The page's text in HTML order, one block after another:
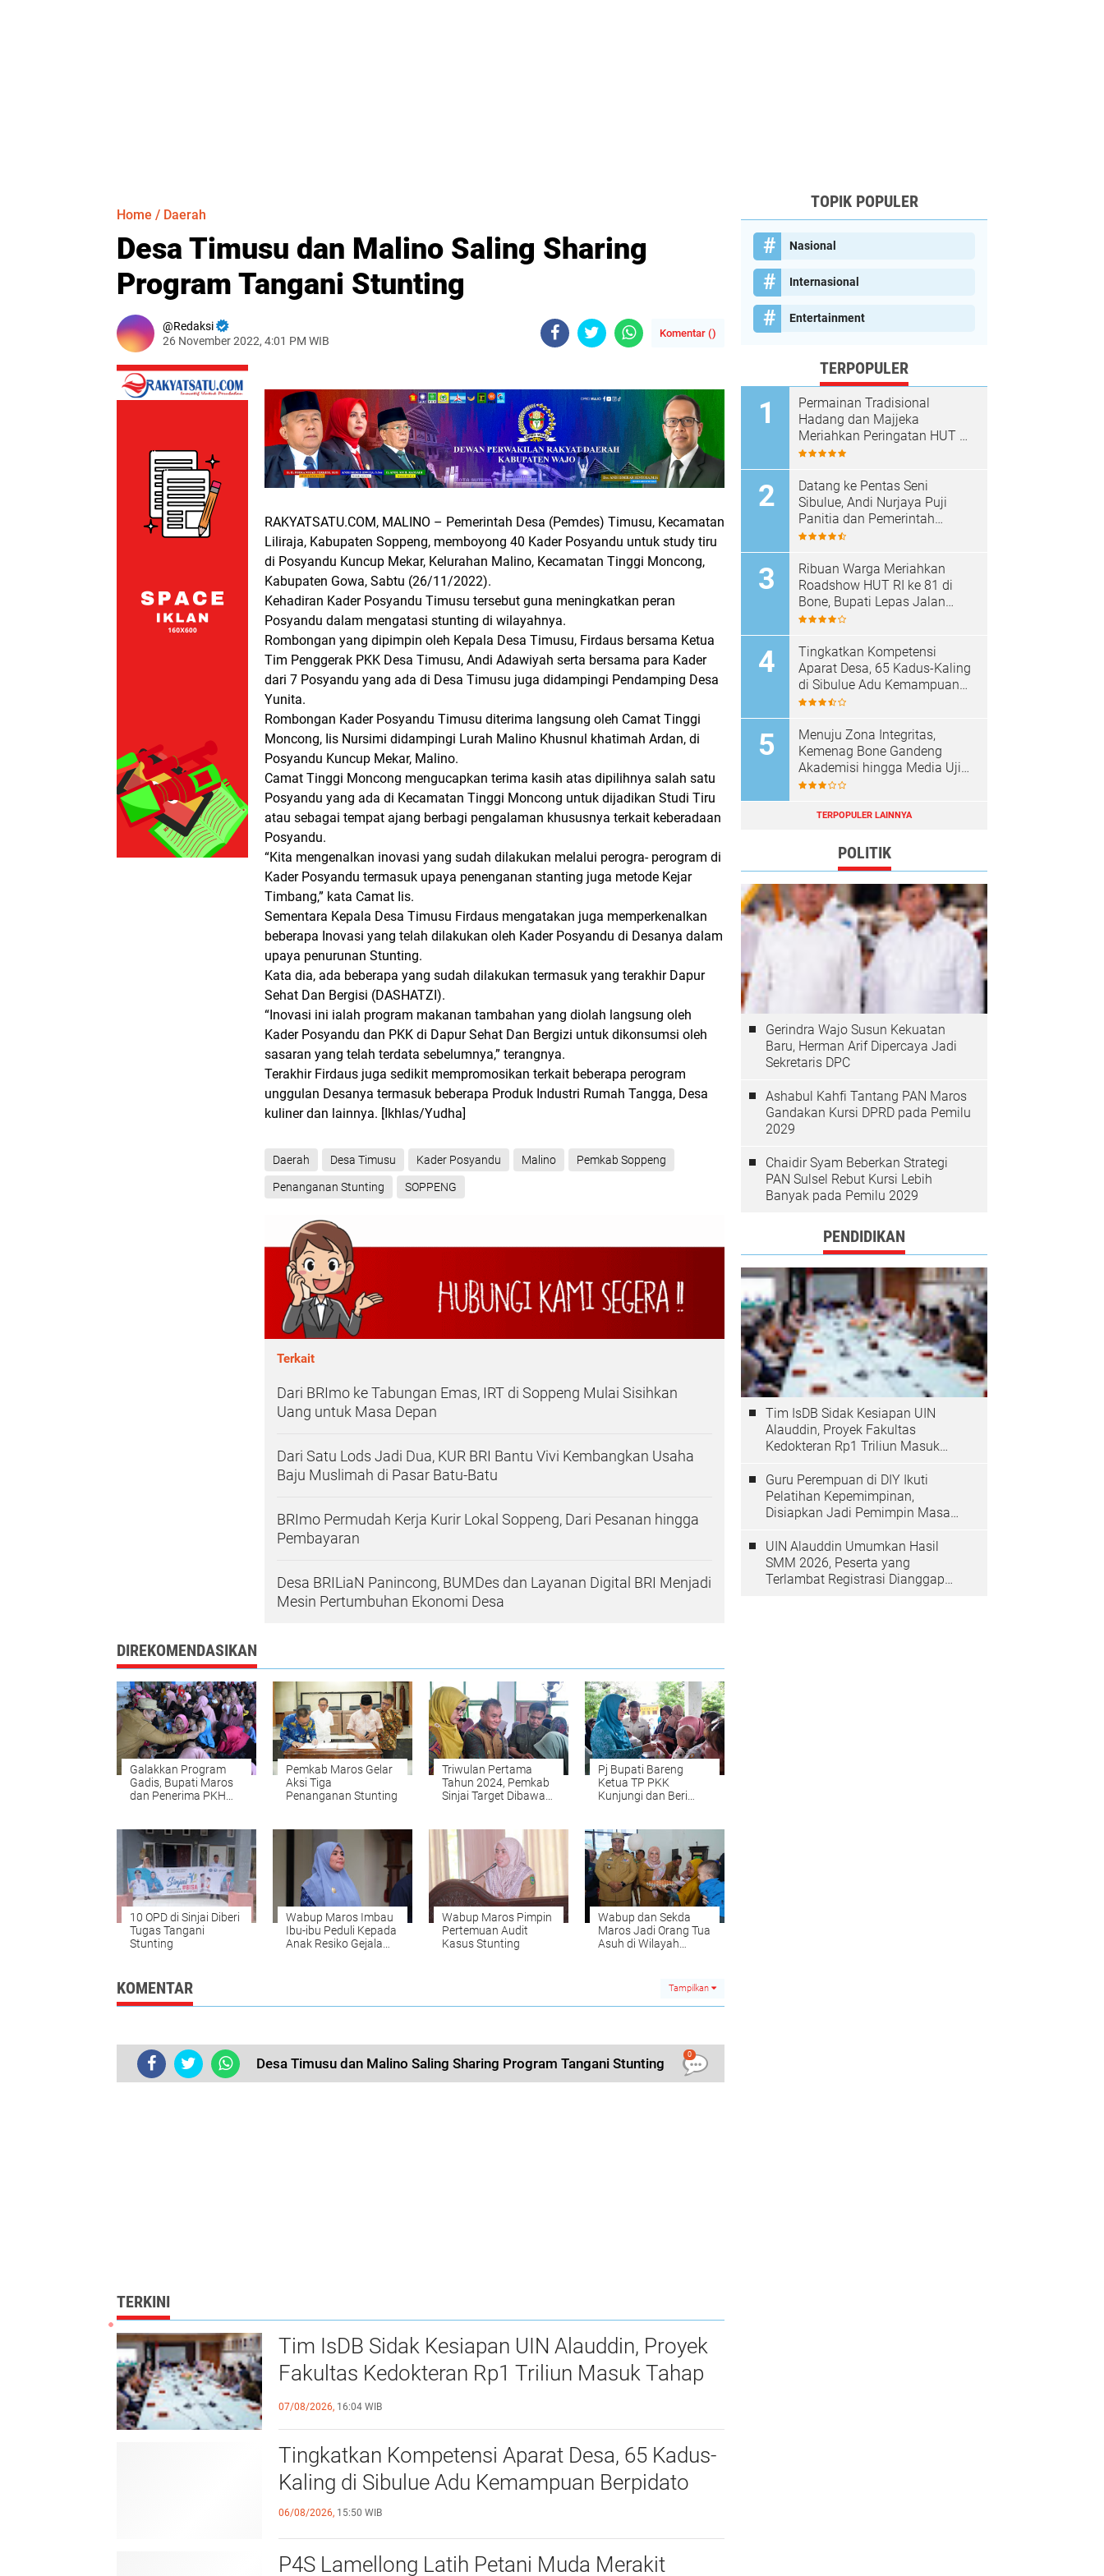
Home / Daerah
Desa Timusu dan Malino Saling Sharing
Program Tangani Stunting
Redaksi
26 November 2022, 4:01 PM WIB
Komentar ()
RAKYATSATU.COM, MALINO – Pemerintah Desa (Pemdes) Timusu, Kecamatan
Liliraja, Kabupaten Soppeng, memboyong 40 Kader Posyandu untuk study tiru
di Posyandu Kuncup Mekar, Kelurahan Malino, Kecamatan Tinggi Moncong,
Kabupaten Gowa, Sabtu (26/11/2022).
Kehadiran Kader Posyandu Timusu tersebut guna meningkatkan peran
Posyandu dalam mengatasi stunting di wilayahnya.
Rombongan yang dipimpin oleh Kepala Desa Timusu, Firdaus bersama Ketua
Tim Penggerak PKK Desa Timusu, Andi Adawiyah serta bersama para Kader
dari 7 Posyandu yang ada di Desa Timusu juga didampingi Pendamping Desa
Yunita.
Rombongan Kader Posyandu Timusu diterima langsung oleh Camat Tinggi
Moncong, Iis Nursimi didampingi Lurah Malino Khusnul khatimah Ardan, di
Posyandu Kuncup Mekar, Malino.
Camat Tinggi Moncong mengucapkan terima kasih atas dipilihnya salah satu
Posyandu yang ada di Kecamatan Tinggi Moncong untuk dijadikan Studi Tiru
atau sebagai tempat ajang berbagi pengalaman khususnya terkait keberadaan
Posyandu.
“Kita mengenalkan inovasi yang sudah dilakukan melalui perogra- perogram di
Kader Posyandu termasuk upaya penenganan stanting juga metode Kejar
Timbang,” kata Camat Iis.
Sementara Kepala Desa Timusu Firdaus mengatakan juga memperkenalkan
beberapa Inovasi yang telah dilakukan oleh Kader Posyandu di Desanya dalam
upaya penurunan Stunting.
Kata dia, ada beberapa yang sudah dilakukan termasuk yang terakhir Dapur
Sehat Dan Bergisi (DASHATZI).
“Inovasi ini ialah program makanan tambahan yang diolah langsung oleh
Kader Posyandu dan PKK di Dapur Sehat Dan Bergizi untuk dikonsumsi oleh
sasaran yang telah terdata sebelumnya,” terangnya.
Terakhir Firdaus juga sedikit mempromosikan terkait beberapa perogram
unggulan Desanya termasuk beberapa Produk Industri Rumah Tangga, Desa
kuliner dan lainnya. [Ikhlas/Yudha]
Daerah Desa Timusu Kader Posyandu Malino Pemkab Soppeng
Penanganan Stunting SOPPENG
Terkait
Dari BRImo ke Tabungan Emas, IRT di Soppeng Mulai Sisihkan
Uang untuk Masa Depan
Dari Satu Lods Jadi Dua, KUR BRI Bantu Vivi Kembangkan Usaha
Baju Muslimah di Pasar Batu-Batu
BRImo Permudah Kerja Kurir Lokal Soppeng, Dari Pesanan hingga
Pembayaran
Desa BRILiaN Panincong, BUMDes dan Layanan Digital BRI Menjadi
Mesin Pertumbuhan Ekonomi Desa
DIREKOMENDASIKAN
Galakkan Program
Gadis, Bupati Maros
dan Penerima PKH
Pemkab Maros Gelar
Aksi Tiga
Penanganan Stunting
Triwulan Pertama
Tahun 2024, Pemkab
Sinjai Target Dibawah
Pj Bupati Bareng
Ketua TP PKK
Kunjungi dan Beri
Stunting
10 OPD di Sinjai Diberi
Tugas Tangani
Stunting
Wabup Maros Imbau
Ibu-ibu Peduli Kepada
Anak Resiko Gejala
Wabup Maros Pimpin
Pertemuan Audit
Kasus Stunting
Wabup dan Sekda
Maros Jadi Orang Tua
Asuh di Wilayah
KOMENTAR Tampilkan
Desa Timusu dan Malino Saling Sharing Program Tangani Stunting
0
TERKINI
Tim IsDB Sidak Kesiapan UIN Alauddin, Proyek
Fakultas Kedokteran Rp1 Triliun Masuk Tahap
Krusial
07/08/2026, 16:04 WIB
Tingkatkan Kompetensi Aparat Desa, 65 Kadus-
Kaling di Sibulue Adu Kemampuan Berpidato
06/08/2026, 15:50 WIB
P4S Lamellong Latih Petani Muda Merakit
TOPIK POPULER
Nasional
Internasional
Entertainment
TERPOPULER
Permainan Tradisional
Hadang dan Majjeka
Meriahkan Peringatan HUT RI
di Sibulue
Datang ke Pentas Seni
Sibulue, Andi Nurjaya Puji
Panitia dan Pemerintah
Kecamatan
Ribuan Warga Meriahkan
Roadshow HUT RI ke 81 di
Bone, Bupati Lepas Jalan
Santai
Tingkatkan Kompetensi
Aparat Desa, 65 Kadus-Kaling
di Sibulue Adu Kemampuan
Berpidato
Menuju Zona Integritas,
Kemenag Bone Gandeng
Akademisi hingga Media Uji
Standar Pelayanan
TERPOPULER LAINNYA
POLITIK
Gerindra Wajo Susun Kekuatan
Baru, Herman Arif Dipercaya Jadi
Sekretaris DPC
Ashabul Kahfi Tantang PAN Maros
Gandakan Kursi DPRD pada Pemilu
2029
Chaidir Syam Beberkan Strategi
PAN Sulsel Rebut Kursi Lebih
Banyak pada Pemilu 2029
PENDIDIKAN
Tim IsDB Sidak Kesiapan UIN
Alauddin, Proyek Fakultas
Kedokteran Rp1 Triliun Masuk
Guru Perempuan di DIY Ikuti
Pelatihan Kepemimpinan,
Disiapkan Jadi Pemimpin Masa
UIN Alauddin Umumkan Hasil
SMM 2026, Peserta yang
Terlambat Registrasi Dianggap